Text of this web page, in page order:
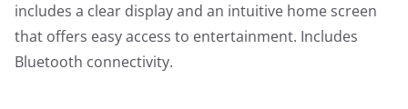
includes a clear display and an intuitive home screen
that offers easy access to entertainment. Includes
Bluetooth connectivity.